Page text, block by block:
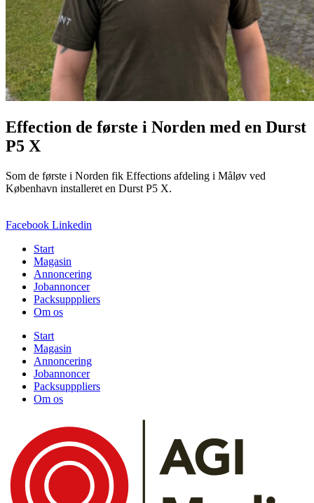
Effection de første i Norden med en Durst
P5 X
Som de første i Norden fik Effections afdeling i Måløv ved
København installeret en Durst P5 X.
Facebook Linkedin
Start
Magasin
Annoncering
Jobannoncer
Packsupppliers
Om os
Start
Magasin
Annoncering
Jobannoncer
Packsupppliers
Om os